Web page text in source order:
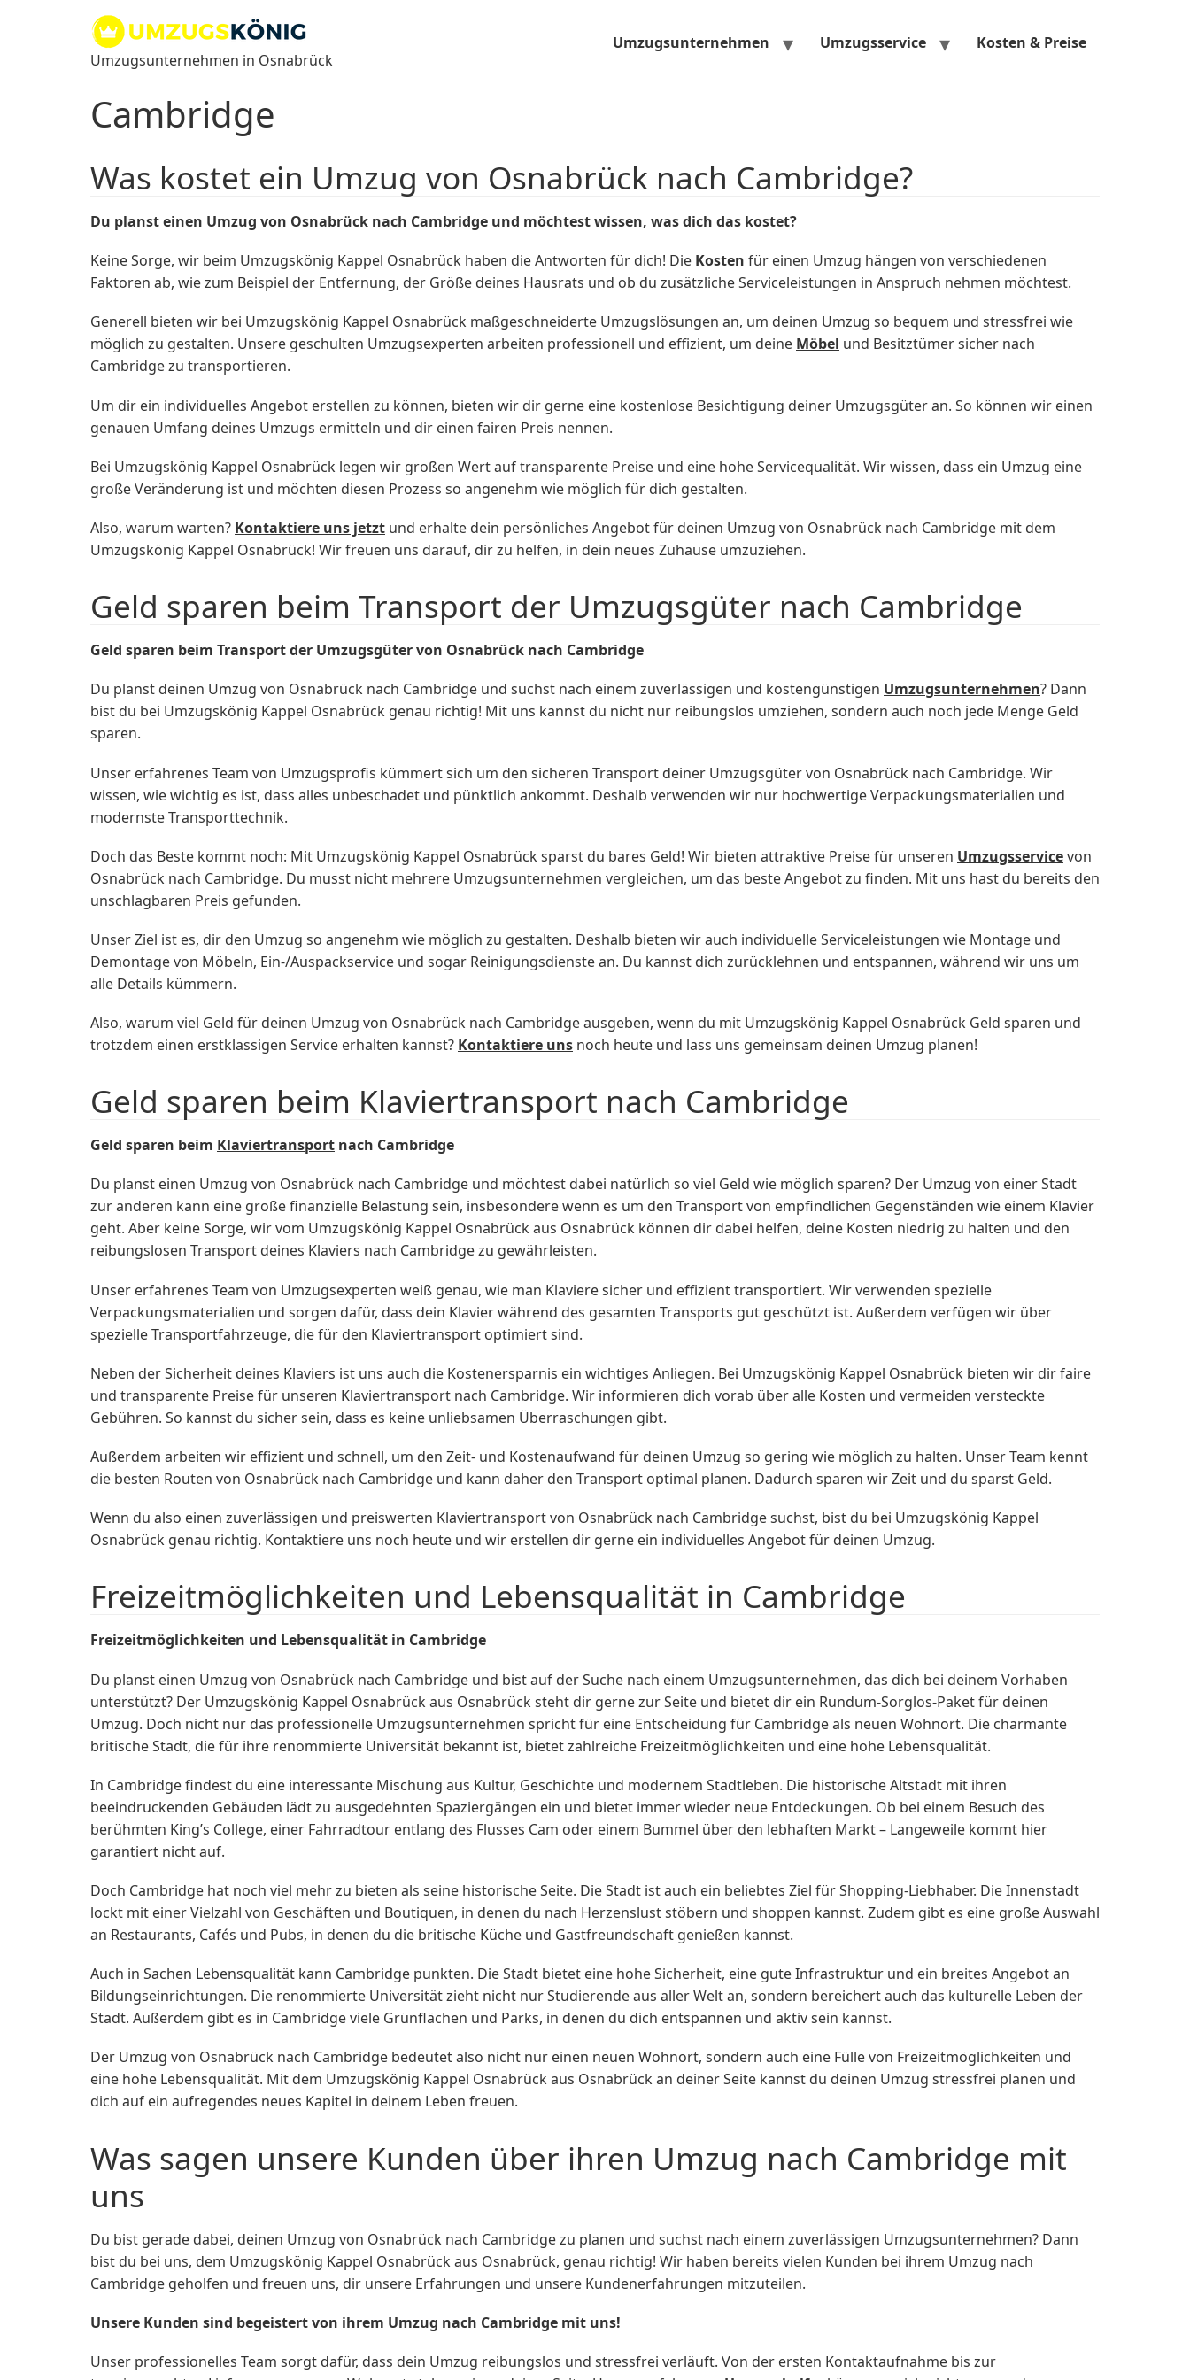
Umzugsunternehmen in Osnabrück
Umzugsunternehmen Umzugsservice Kosten & Preise
Cambridge
Was kostet ein Umzug von Osnabrück nach Cambridge?
Du planst einen Umzug von Osnabrück nach Cambridge und möchtest wissen, was dich das kostet?
Keine Sorge, wir beim Umzugskönig Kappel Osnabrück haben die Antworten für dich! Die Kosten für einen Umzug hängen von verschiedenen
Faktoren ab, wie zum Beispiel der Entfernung, der Größe deines Hausrats und ob du zusätzliche Serviceleistungen in Anspruch nehmen möchtest.
Generell bieten wir bei Umzugskönig Kappel Osnabrück maßgeschneiderte Umzugslösungen an, um deinen Umzug so bequem und stressfrei wie
möglich zu gestalten. Unsere geschulten Umzugsexperten arbeiten professionell und effizient, um deine Möbel und Besitztümer sicher nach
Cambridge zu transportieren.
Um dir ein individuelles Angebot erstellen zu können, bieten wir dir gerne eine kostenlose Besichtigung deiner Umzugsgüter an. So können wir einen
genauen Umfang deines Umzugs ermitteln und dir einen fairen Preis nennen.
Bei Umzugskönig Kappel Osnabrück legen wir großen Wert auf transparente Preise und eine hohe Servicequalität. Wir wissen, dass ein Umzug eine
große Veränderung ist und möchten diesen Prozess so angenehm wie möglich für dich gestalten.
Also, warum warten? Kontaktiere uns jetzt und erhalte dein persönliches Angebot für deinen Umzug von Osnabrück nach Cambridge mit dem
Umzugskönig Kappel Osnabrück! Wir freuen uns darauf, dir zu helfen, in dein neues Zuhause umzuziehen.
Geld sparen beim Transport der Umzugsgüter nach Cambridge
Geld sparen beim Transport der Umzugsgüter von Osnabrück nach Cambridge
Du planst deinen Umzug von Osnabrück nach Cambridge und suchst nach einem zuverlässigen und kostengünstigen Umzugsunternehmen? Dann
bist du bei Umzugskönig Kappel Osnabrück genau richtig! Mit uns kannst du nicht nur reibungslos umziehen, sondern auch noch jede Menge Geld
sparen.
Unser erfahrenes Team von Umzugsprofis kümmert sich um den sicheren Transport deiner Umzugsgüter von Osnabrück nach Cambridge. Wir
wissen, wie wichtig es ist, dass alles unbeschadet und pünktlich ankommt. Deshalb verwenden wir nur hochwertige Verpackungsmaterialien und
modernste Transporttechnik.
Doch das Beste kommt noch: Mit Umzugskönig Kappel Osnabrück sparst du bares Geld! Wir bieten attraktive Preise für unseren Umzugsservicevon
Osnabrück nach Cambridge. Du musst nicht mehrere Umzugsunternehmen vergleichen, um das beste Angebot zu finden. Mit uns hast du bereits den
unschlagbaren Preis gefunden.
Unser Ziel ist es, dir den Umzug so angenehm wie möglich zu gestalten. Deshalb bieten wir auch individuelle Serviceleistungen wie Montage und
Demontage von Möbeln, Ein-/Auspackservice und sogar Reinigungsdienste an. Du kannst dich zurücklehnen und entspannen, während wir uns um
alle Details kümmern.
Also, warum viel Geld für deinen Umzug von Osnabrück nach Cambridge ausgeben, wenn du mit Umzugskönig Kappel Osnabrück Geld sparen und
trotzdem einen erstklassigen Service erhalten kannst? Kontaktiere uns noch heute und lass uns gemeinsam deinen Umzug planen!
Geld sparen beim Klaviertransport nach Cambridge
Geld sparen beim Klaviertransport nach Cambridge
Du planst einen Umzug von Osnabrück nach Cambridge und möchtest dabei natürlich so viel Geld wie möglich sparen? Der Umzug von einer Stadt
zur anderen kann eine große finanzielle Belastung sein, insbesondere wenn es um den Transport von empfindlichen Gegenständen wie einem Klavier
geht. Aber keine Sorge, wir vom Umzugskönig Kappel Osnabrück aus Osnabrück können dir dabei helfen, deine Kosten niedrig zu halten und den
reibungslosen Transport deines Klaviers nach Cambridge zu gewährleisten.
Unser erfahrenes Team von Umzugsexperten weiß genau, wie man Klaviere sicher und effizient transportiert. Wir verwenden spezielle
Verpackungsmaterialien und sorgen dafür, dass dein Klavier während des gesamten Transports gut geschützt ist. Außerdem verfügen wir über
spezielle Transportfahrzeuge, die für den Klaviertransport optimiert sind.
Neben der Sicherheit deines Klaviers ist uns auch die Kostenersparnis ein wichtiges Anliegen. Bei Umzugskönig Kappel Osnabrück bieten wir dir faire
und transparente Preise für unseren Klaviertransport nach Cambridge. Wir informieren dich vorab über alle Kosten und vermeiden versteckte
Gebühren. So kannst du sicher sein, dass es keine unliebsamen Überraschungen gibt.
Außerdem arbeiten wir effizient und schnell, um den Zeit- und Kostenaufwand für deinen Umzug so gering wie möglich zu halten. Unser Team kennt
die besten Routen von Osnabrück nach Cambridge und kann daher den Transport optimal planen. Dadurch sparen wir Zeit und du sparst Geld.
Wenn du also einen zuverlässigen und preiswerten Klaviertransport von Osnabrück nach Cambridge suchst, bist du bei Umzugskönig Kappel
Osnabrück genau richtig. Kontaktiere uns noch heute und wir erstellen dir gerne ein individuelles Angebot für deinen Umzug.
Freizeitmöglichkeiten und Lebensqualität in Cambridge
Freizeitmöglichkeiten und Lebensqualität in Cambridge
Du planst einen Umzug von Osnabrück nach Cambridge und bist auf der Suche nach einem Umzugsunternehmen, das dich bei deinem Vorhaben
unterstützt? Der Umzugskönig Kappel Osnabrück aus Osnabrück steht dir gerne zur Seite und bietet dir ein Rundum-Sorglos-Paket für deinen
Umzug. Doch nicht nur das professionelle Umzugsunternehmen spricht für eine Entscheidung für Cambridge als neuen Wohnort. Die charmante
britische Stadt, die für ihre renommierte Universität bekannt ist, bietet zahlreiche Freizeitmöglichkeiten und eine hohe Lebensqualität.
In Cambridge findest du eine interessante Mischung aus Kultur, Geschichte und modernem Stadtleben. Die historische Altstadt mit ihren
beeindruckenden Gebäuden lädt zu ausgedehnten Spaziergängen ein und bietet immer wieder neue Entdeckungen. Ob bei einem Besuch des
berühmten King’s College, einer Fahrradtour entlang des Flusses Cam oder einem Bummel über den lebhaften Markt – Langeweile kommt hier
garantiert nicht auf.
Doch Cambridge hat noch viel mehr zu bieten als seine historische Seite. Die Stadt ist auch ein beliebtes Ziel für Shopping-Liebhaber. Die Innenstadt
lockt mit einer Vielzahl von Geschäften und Boutiquen, in denen du nach Herzenslust stöbern und shoppen kannst. Zudem gibt es eine große Auswahl
an Restaurants, Cafés und Pubs, in denen du die britische Küche und Gastfreundschaft genießen kannst.
Auch in Sachen Lebensqualität kann Cambridge punkten. Die Stadt bietet eine hohe Sicherheit, eine gute Infrastruktur und ein breites Angebot an
Bildungseinrichtungen. Die renommierte Universität zieht nicht nur Studierende aus aller Welt an, sondern bereichert auch das kulturelle Leben der
Stadt. Außerdem gibt es in Cambridge viele Grünflächen und Parks, in denen du dich entspannen und aktiv sein kannst.
Der Umzug von Osnabrück nach Cambridge bedeutet also nicht nur einen neuen Wohnort, sondern auch eine Fülle von Freizeitmöglichkeiten und
eine hohe Lebensqualität. Mit dem Umzugskönig Kappel Osnabrück aus Osnabrück an deiner Seite kannst du deinen Umzug stressfrei planen und
dich auf ein aufregendes neues Kapitel in deinem Leben freuen.
Was sagen unsere Kunden über ihren Umzug nach Cambridge mit
uns
Du bist gerade dabei, deinen Umzug von Osnabrück nach Cambridge zu planen und suchst nach einem zuverlässigen Umzugsunternehmen? Dann
bist du bei uns, dem Umzugskönig Kappel Osnabrück aus Osnabrück, genau richtig! Wir haben bereits vielen Kunden bei ihrem Umzug nach
Cambridge geholfen und freuen uns, dir unsere Erfahrungen und unsere Kundenerfahrungen mitzuteilen.
Unsere Kunden sind begeistert von ihrem Umzug nach Cambridge mit uns!
Unser professionelles Team sorgt dafür, dass dein Umzug reibungslos und stressfrei verläuft. Von der ersten Kontaktaufnahme bis zur